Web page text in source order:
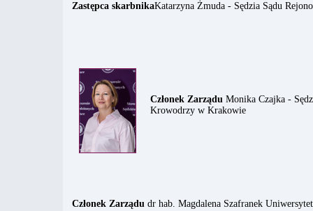
Zastępca skarbnikaKatarzyna Żmuda - Sędzia Sądu
Członek ZarząduMonika Czajka -
Krowodrzy w Krakowie
Członek Zarządudr hab. Magdalena Szafranek